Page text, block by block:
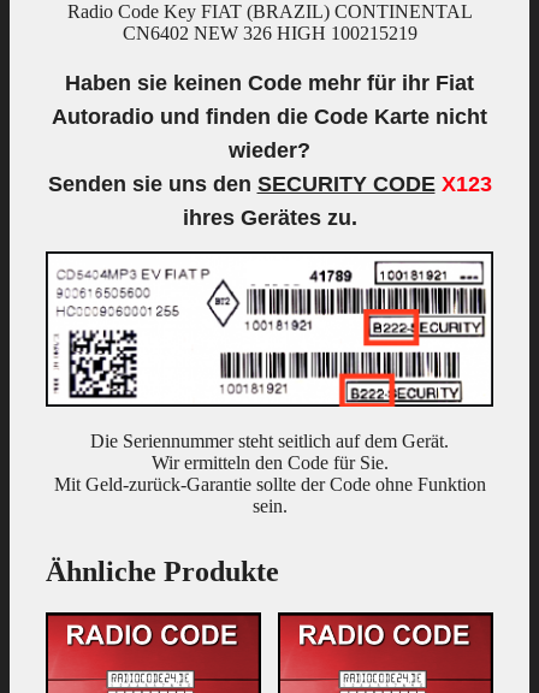
Radio Code Key FIAT (BRAZIL) CONTINENTAL
CN6402 NEW 326 HIGH 100215219
Haben sie keinen Code mehr für ihr Fiat
Autoradio und finden die Code Karte nicht
wieder?
Senden sie uns den SECURITY CODE X123
ihres Gerätes zu.
Die Seriennummer steht seitlich auf dem Gerät.
Wir ermitteln den Code für Sie.
Mit Geld-zurück-Garantie sollte der Code ohne Funktion
sein.
Ähnliche Produkte